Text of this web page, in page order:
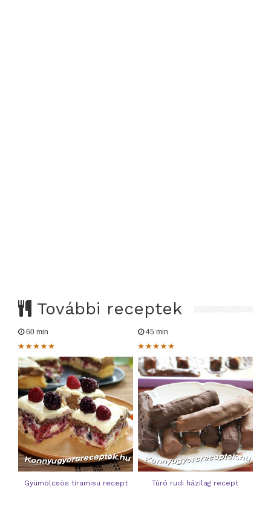
További receptek
60 min
Gyümölcsös tiramisu recept
45 min
Túró rudi házilag recept